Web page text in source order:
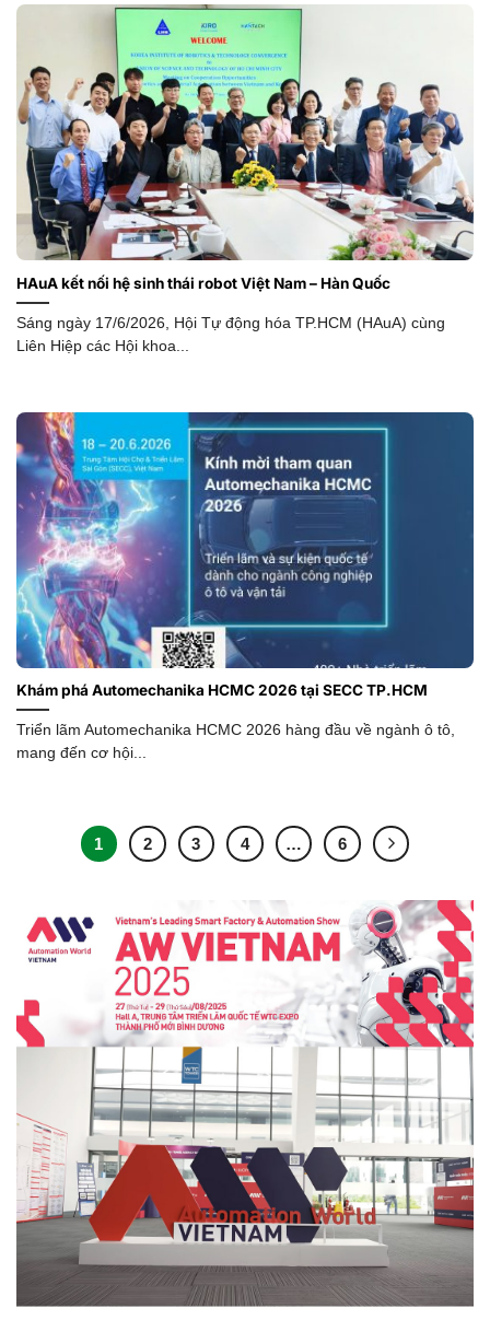
HAuA kết nối hệ sinh thái robot Việt Nam – Hàn Quốc
Sáng ngày 17/6/2026, Hội Tự động hóa TP.HCM (HAuA) cùng
Liên Hiệp các Hội khoa...
Khám phá Automechanika HCMC 2026 tại SECC TP.HCM
Triển lãm Automechanika HCMC 2026 hàng đầu về ngành ô tô,
mang đến cơ hội...
1 2 3 4 … 6